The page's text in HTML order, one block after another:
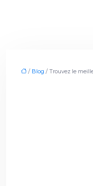
/ Blog / Trouvez le